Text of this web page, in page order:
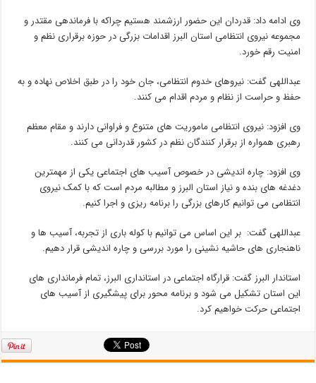
وی ادامه داد: قدردان این حضور ارزشمند هستیم چراکه با فرماندهی مقتدر و
مجموعه نیروی انتظامی استان البرز اقدامات بزرگی در حوزه برقراری نظم و
امنیت رقم خورد.
عبداللهی گفت: نیروهای خدوم انتظامی، جان خود را در طبق اخلاص نهاده و به
حفظ و حراست از نظام و مردم اقدام می کنند.
وی افزود: نیروی انتظامی ماموریت های متنوع و فراوانی دارند و مقام معظم
رهبری همواره از برقرار کنندگان نظم در کشور قدردانی می کنند.
وی افزود: چاره اندیشی در خصوص آسیب های اجتماعی یکی از مهمترین
دغدغه های بنده و نیاز استان البرز و مطالبه مردم است که با کمک نیروی
انتظامی می توانیم کارهای بزرگی را برنامه ریزی و اجرا کنیم.
عبداللهی گفت: بر این اساس می توانیم با کوله باری از تجربه، آسیب ها و
ناهنجاری های حاشیه نشینی را مورد بررسی و چاره اندیشی قرار دهیم.
استاندار البرز گفت: قرارگاه اجتماعی در استانداری البرز، تمام فرمانداری های
این استان تشکیل می شود و برنامه محور برای پیشگیری از آسیب های
اجتماعی حرکت خواهیم کرد.